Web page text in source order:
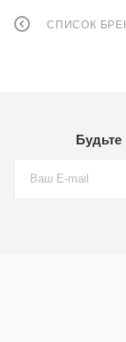
СПИСОК
Будьте